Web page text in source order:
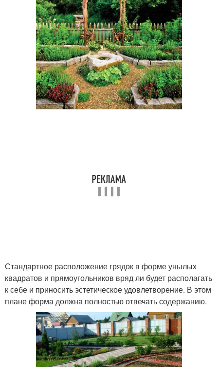
Стандартное расположение грядок в форме унылых
квадратов и прямоугольников вряд ли будет располагать
к себе и приносить эстетическое удовлетворение. В этом
плане форма должна полностью отвечать содержанию.